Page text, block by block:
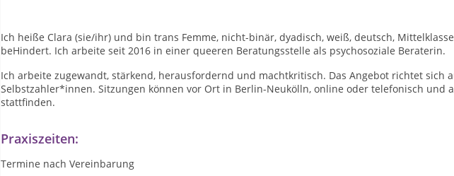
Ich heiße Clara (sie/ihr) und bin trans Femme, nicht-binär, dyadisch, weiß, deutsch,
beHindert. Ich arbeite seit 2016 in einer queeren Beratungsstelle als psychosoziale Beraterin.
Ich arbeite zugewandt, stärkend, herausfordernd und machtkritisch. Das Angebot richtet sich
Selbstzahler*innen. Sitzungen können vor Ort in Berlin-Neukölln, online oder telefonisch und
stattfinden.
Praxiszeiten:
Termine nach Vereinbarung